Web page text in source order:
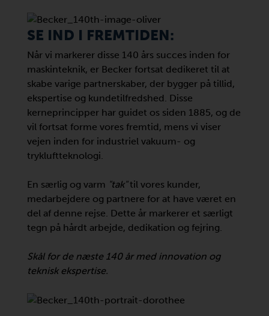
SE IND I FREMTIDEN:
Når vi markerer disse 140 års succes inden for
maskinteknik, er Becker fortsat dedikeret til at
skabe varige partnerskaber, der bygger på tillid,
ekspertise og kundetilfredshed. Disse
kerneprincipper har guidet os siden 1885, og de
vil fortsat forme vores fremtid, mens vi viser
vejen inden for industriel vakuum- og
trykluftteknologi.
En særlig og varm "tak"til vores kunder,
medarbejdere og partnere for at have været en
del af denne rejse. Dette år markerer et særligt
tegn på hårdt arbejde, dedikation og fejring.
Skål for de næste 140 år med innovation og
teknisk ekspertise.